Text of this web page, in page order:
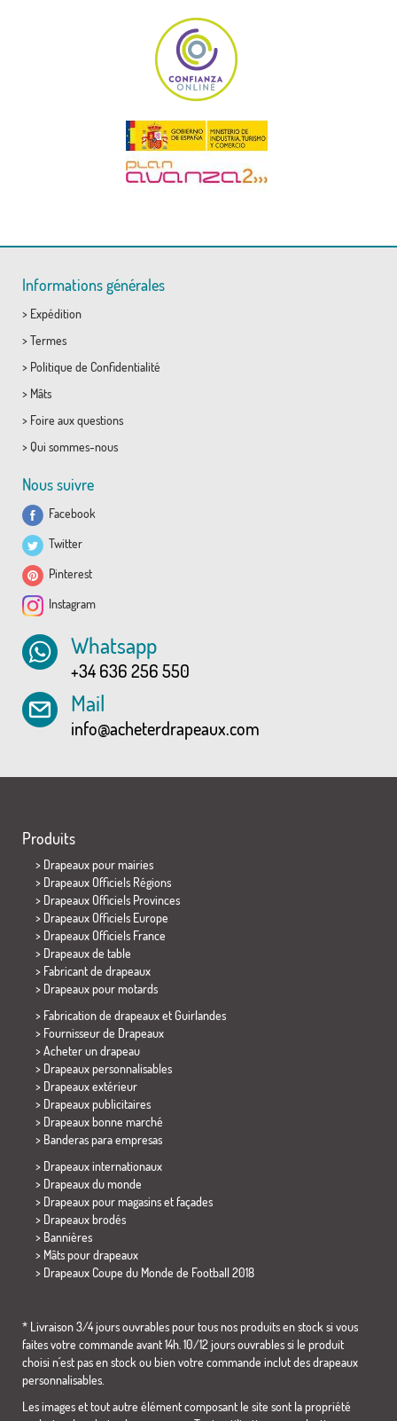
Informations générales
> Expédition
> Termes
> Politique de Confidentialité
> Mâts
> Foire aux questions
> Qui sommes-nous
Nous suivre
Facebook
Twitter
Pinterest
Instagram
Whatsapp
+34 636 256 550
Mail
info@acheterdrapeaux.com
Produits
> Drapeaux pour mairies
> Drapeaux Officiels Régions
> Drapeaux Officiels Provinces
> Drapeaux Officiels Europe
> Drapeaux Officiels France
> Drapeaux de table
> Fabricant de drapeaux
> Drapeaux pour motards
> Fabrication de drapeaux et Guirlandes
> Fournisseur de Drapeaux
> Acheter un drapeau
> Drapeaux personnalisables
> Drapeaux extérieur
> Drapeaux publicitaires
> Drapeaux bonne marché
> Banderas para empresas
> Drapeaux internationaux
> Drapeaux du monde
> Drapeaux pour magasins et façades
> Drapeaux brodés
> Bannières
> Mâts pour drapeaux
> Drapeaux Coupe du Monde de Football 2018
* Livraison 3/4 jours ouvrables pour tous nos produits en stock si vous
faites votre commande avant 14h. 10/12 jours ouvrables si le produit
choisi n´est pas en stock ou bien votre commande inclut des drapeaux
personnalisables.
Les images et tout autre élément composant le site sont la propriété